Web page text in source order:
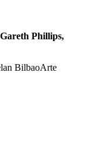
Phillips,
BilbaoArte